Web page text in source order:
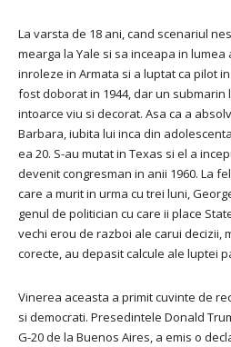
La varsta de 18 ani, cand scenariul
mearga la Yale si sa inceapa in
inroleze in Armata si a luptat ca pilot
fost doborat in ​​1944, dar un submarin
intoarce viu si decorat. Asa ca a
Barbara, iubita lui inca din
ea 20. S-au mutat in Texas si el a
devenit congresman in anii 1960. La
care a murit in urma cu trei luni,
genul de politician cu care ii place
vechi erou de razboi ale carui decizii,
corecte, au depasit calcule ale luptei
Vinerea aceasta a primit cuvinte de
si democrati. Presedintele Donald
G-20 de la Buenos Aires, a emis o